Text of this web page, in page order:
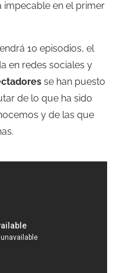
impecable en el primer
10 episodios, el
en redes sociales y
se han puesto
de lo que ha sido
y de las que